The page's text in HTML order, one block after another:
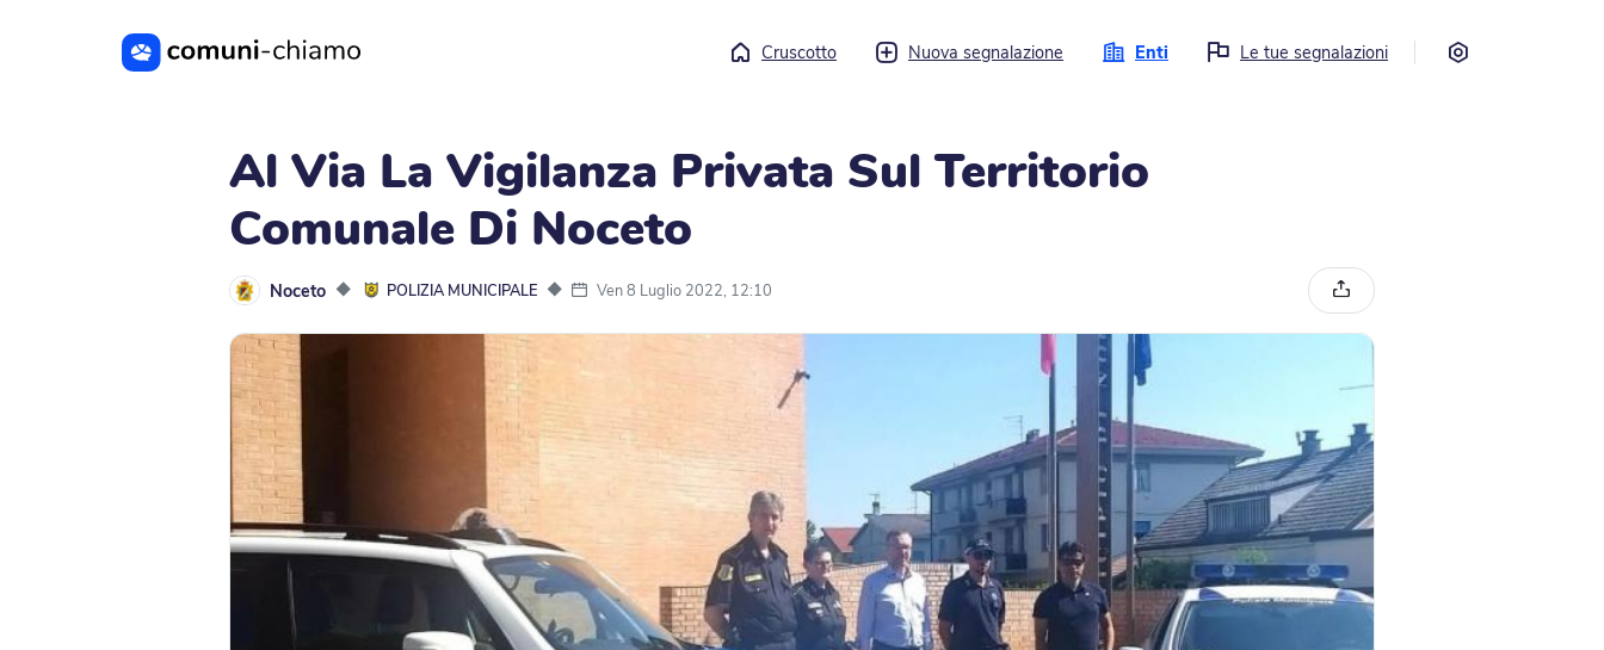
Vai al contenuto principale Cruscotto Nuova segnalazione Enti Le tue segnalazioni
Al Via La Vigilanza Privata Sul Territorio
Comunale Di Noceto
Noceto ◆ POLIZIA MUNICIPALE ◆ Ven 8 Luglio 2022, 12:10
Condividi